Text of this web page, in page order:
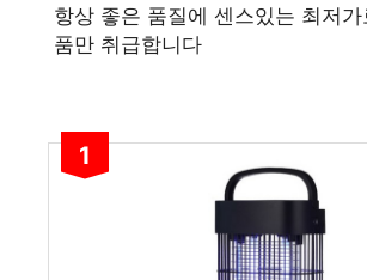
항상 좋은 품질에 센스있는 최저
품만 취급합니다
1